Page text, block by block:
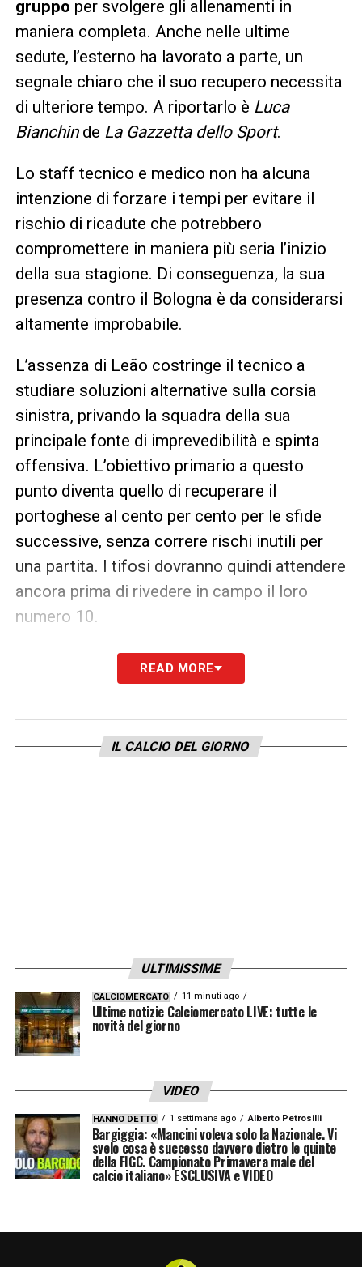
gruppo per svolgere gli allenamenti in
maniera completa. Anche nelle ultime
sedute, l’esterno ha lavorato a parte, un
segnale chiaro che il suo recupero necessita
di ulteriore tempo. A riportarlo è Luca
Bianchinde La Gazzetta dello Sport.
Lo staff tecnico e medico non ha alcuna
intenzione di forzare i tempi per evitare il
rischio di ricadute che potrebbero
compromettere in maniera più seria l’inizio
della sua stagione. Di conseguenza, la sua
presenza contro il Bologna è da considerarsi
altamente improbabile.
L’assenza di Leão costringe il tecnico a
studiare soluzioni alternative sulla corsia
sinistra, privando la squadra della sua
principale fonte di imprevedibilità e spinta
offensiva. L’obiettivo primario a questo
punto diventa quello di recuperare il
portoghese al cento per cento per le sfide
successive, senza correre rischi inutili per
una partita. I tifosi dovranno quindi attendere
ancora prima di rivedere in campo il loro
numero 10.
LA PLAYLIST DELLE NOSTRE TOP NEWS
READ MORE
IL CALCIO DEL GIORNO
ULTIMISSIME
CALCIOMERCATO 11 minuti ago
Ultime notizie Calciomercato LIVE: tutte le
novità del giorno
VIDEO
HANNO DETTO 1 settimana ago Alberto Petrosilli
Bargiggia: «Mancini voleva solo la Nazionale. Vi
svelo cosa è successo davvero dietro le quinte
della FIGC. Campionato Primavera male del
calcio italiano» ESCLUSIVA e VIDEO